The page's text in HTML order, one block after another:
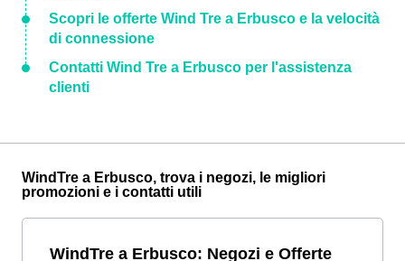
Scopri le offerte Wind Tre a Erbusco e la velocità
di connessione
Contatti Wind Tre a Erbusco per l'assistenza
clienti
WindTre a Erbusco, trova i negozi, le migliori
promozioni e i contatti utili
WindTre a Erbusco: Negozi e Offerte